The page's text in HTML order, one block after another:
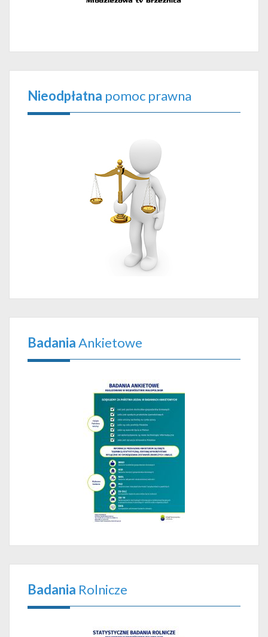
Nieodpłatna pomoc prawna
BadaniaAnkietowe
Badania Rolnicze